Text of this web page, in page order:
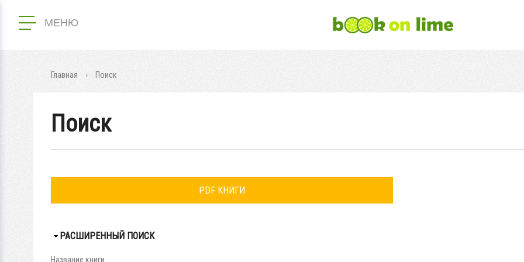
МЕНЮ
Главная Поиск
Поиск
PDF КНИГИ
СКРЫТЬ
РАСШИРЕННЫЙ ПОИСК
Название книги